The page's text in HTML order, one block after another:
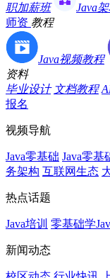
职加薪班 Java
师资 教程
Java视频教程
资料
毕业设计 文档教程
报名
视频导航
Java零基础 Java零基
务架构 互联网生态
热点话题
Java培训 零基础学
新闻动态